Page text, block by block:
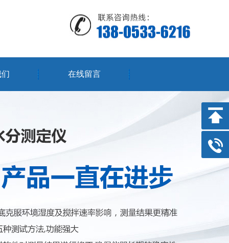
在线留言